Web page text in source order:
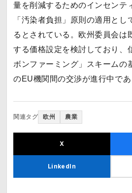
量を削減するためのインセンテ
「汚染者負担」原則の適用とし
るとされている。欧州委員会は
する価格設定を検討しており、
ボンファーミング」スキームの
のEU機関間の交渉が進行中であ
関連タグ 欧州 農業
X
LinkedIn